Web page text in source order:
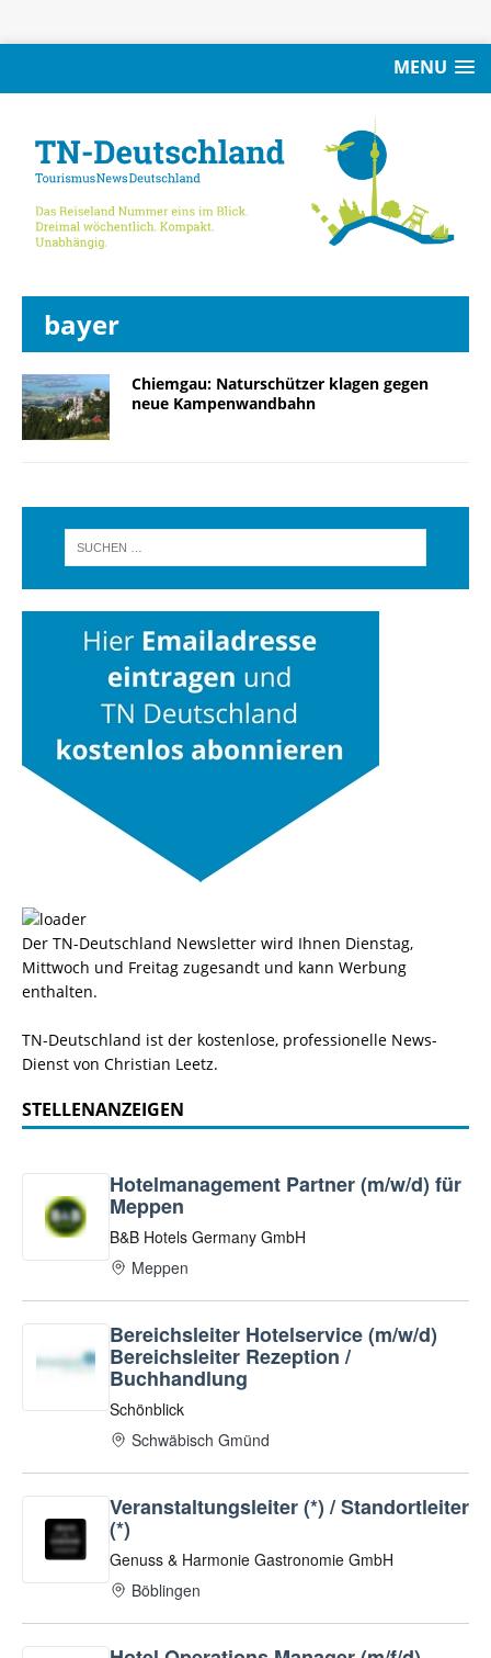
MENU
bayer
Chiemgau: Naturschützer klagen gegen
neue Kampenwandbahn
Der TN-Deutschland Newsletter wird Ihnen Dienstag,
Mittwoch und Freitag zugesandt und kann Werbung
enthalten.
TN-Deutschland ist der kostenlose, professionelle News-
Dienst von Christian Leetz.
STELLENANZEIGEN